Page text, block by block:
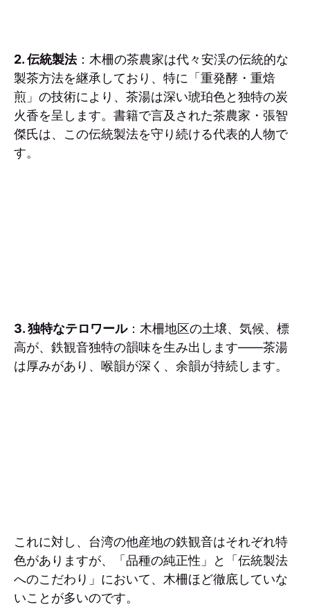
2. 伝統製法：木柵の茶農家は代々安渓の伝統的な
製茶方法を継承しており、特に「重発酵・重焙
煎」の技術により、茶湯は深い琥珀色と独特の炭
火香を呈します。書籍で言及された茶農家・張智
傑氏は、この伝統製法を守り続ける代表的人物で
す。
3. 独特なテロワール：木柵地区の土壌、気候、標
高が、鉄観音独特の韻味を生み出します——茶湯
は厚みがあり、喉韻が深く、余韻が持続します。
これに対し、台湾の他産地の鉄観音はそれぞれ特
色がありますが、「品種の純正性」と「伝統製法
へのこだわり」において、木柵ほど徹底していな
いことが多いのです。